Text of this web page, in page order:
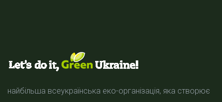
найбільша всеукраїнська еко-організація, яка створює